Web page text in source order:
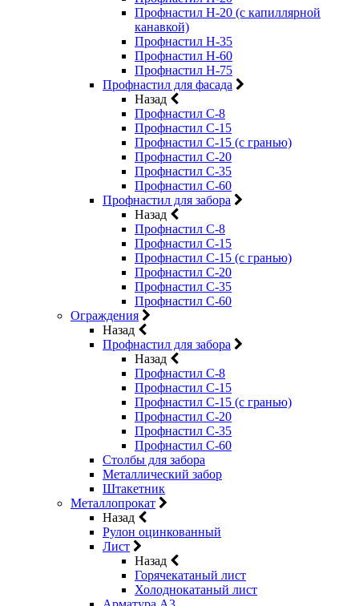
Профнастил Н-20 (с капиллярной
канавкой)
Профнастил Н-35
Профнастил Н-60
Профнастил Н-75
Профнастил для фасада
Назад
Профнастил С-8
Профнастил С-15
Профнастил С-15 (с гранью)
Профнастил С-20
Профнастил С-35
Профнастил С-60
Профнастил для забора
Назад
Профнастил С-8
Профнастил С-15
Профнастил С-15 (с гранью)
Профнастил С-20
Профнастил С-35
Профнастил С-60
Ограждения
Назад
Профнастил для забора
Назад
Профнастил С-8
Профнастил С-15
Профнастил С-15 (с гранью)
Профнастил С-20
Профнастил С-35
Профнастил С-60
Столбы для забора
Металлический забор
Штакетник
Металлопрокат
Назад
Рулон оцинкованный
Лист
Назад
Горячекатаный лист
Холоднокатаный лист